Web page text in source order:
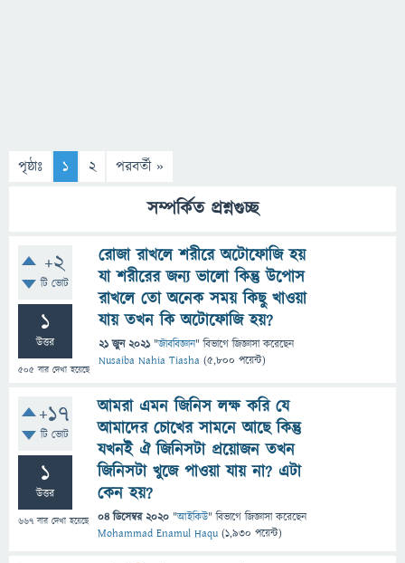
পৃষ্ঠাঃ 1 2 পরবর্তী »
সম্পর্কিত প্রশ্নগুচ্ছ
+2
টি ভোট
1
উত্তর
505 বার দেখা হয়েছে
রোজা রাখলে শরীরে অটোফোজি হয়
যা শরীরের জন্য ভালো কিন্তু উপোস
রাখলে তো অনেক সময় কিছু খাওয়া
যায় তখন কি অটোফোজি হয়?
21 জুন 2021 "জীববিজ্ঞান" বিভাগে জিজ্ঞাসাকরেছেন
Nusaiba Nahia Tiasha (5,800 পয়েন্ট)
+17
টি ভোট
1
উত্তর
667 বার দেখা হয়েছে
আমরা এমন জিনিস লক্ষ করি যে
আমাদের চোখের সামনে আছে কিন্তু
যখনই ঐ জিনিসটা প্রয়োজন তখন
জিনিসটা খুজে পাওয়া যায় না? এটা
কেন হয়?
04 ডিসেম্বর 2020 "আইকিউ" বিভাগে জিজ্ঞাসাকরেছেন
Mohammad Enamul Haqu (1,930 পয়েন্ট)